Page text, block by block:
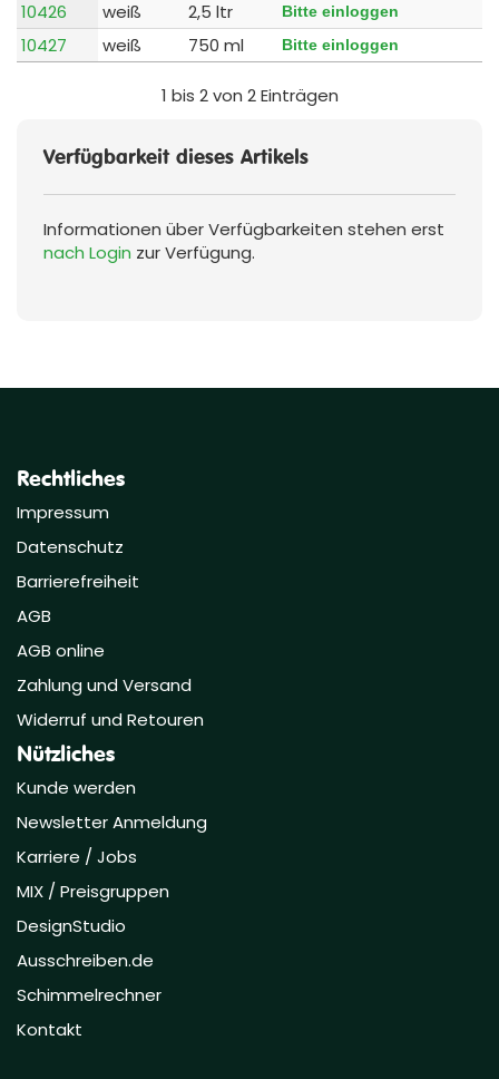
Verfügbarkeit dieses Artikels
Informationen über Verfügbarkeiten stehen erst
nach Login zur Verfügung.
10426 weiß 2,5 ltr Bitte einloggen
10427 weiß 750 ml Bitte einloggen
1 bis 2 von 2 Einträgen
Rechtliches
Impressum
Datenschutz
Barrierefreiheit
AGB
AGB online
Zahlung und Versand
Widerruf und Retouren
Nützliches
Kunde werden
Newsletter Anmeldung
Karriere / Jobs
MIX / Preisgruppen
DesignStudio
Ausschreiben.de
Schimmelrechner
Kontakt